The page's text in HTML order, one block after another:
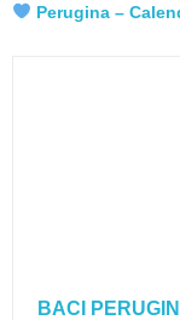
Perugina –
BACI